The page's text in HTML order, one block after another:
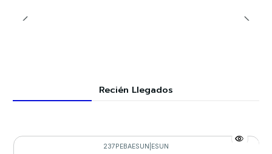
Recién Llegados
237PEBAESUN ESUN